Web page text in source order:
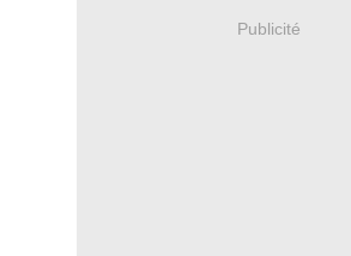
Publicité